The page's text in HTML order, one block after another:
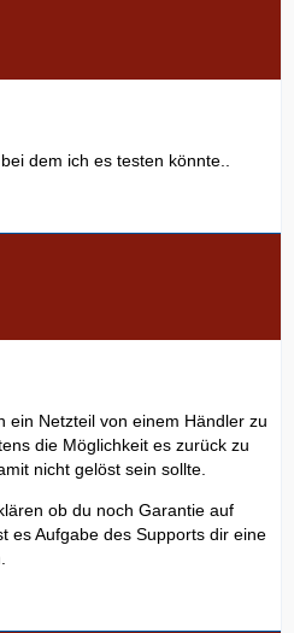
dem ich es testen könnte..
ein Netzteil von einem Händler zu
die Möglichkeit es zurück zu
nicht gelöst sein sollte.
ob du noch Garantie auf
es Aufgabe des Supports dir eine